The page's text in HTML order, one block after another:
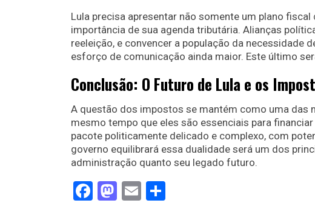
Lula precisa apresentar não somente um plano
importância de sua agenda tributária. Alianças
reeleição, e convencer a população da necessidade
esforço de comunicação ainda maior. Este último
Conclusão: O Futuro de Lula e os
A questão dos impostos se mantém como uma das
mesmo tempo que eles são essenciais para
pacote politicamente delicado e complexo, com
governo equilibrará essa dualidade será um dos
administração quanto seu legado futuro.
Facebook
Mastodon
Email